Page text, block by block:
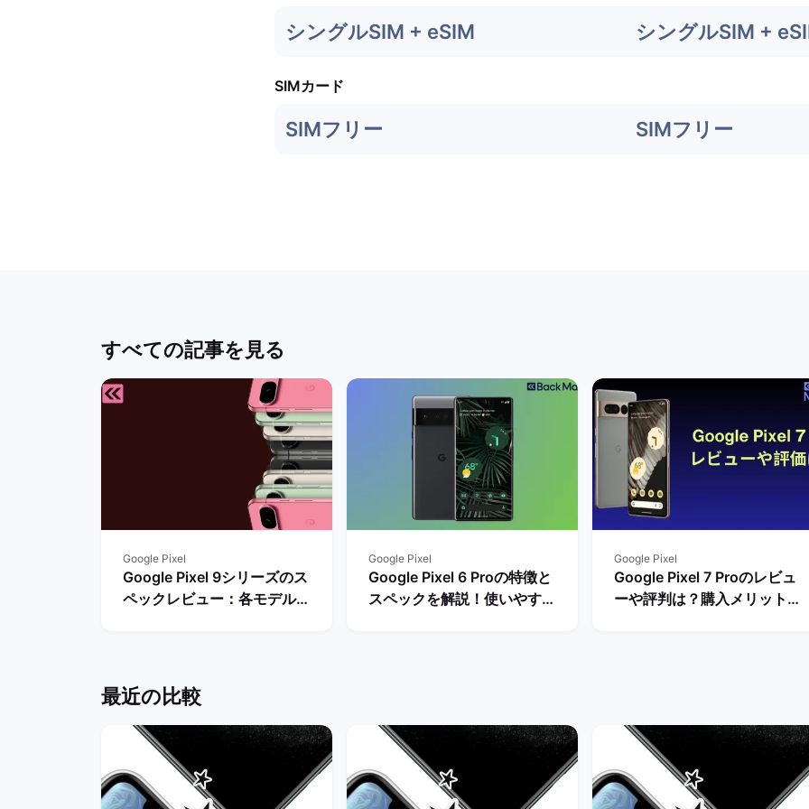
シングルSIM + eSIM シングルSIM +
SIMカード
SIMフリー SIMフリー
すべての記事を見る
Google Pixel
Google Pixel 9シリーズのス
ペックレビュー：各モデルの
Google Pixel
Google Pixel 6 Proの特徴と
スペックを解説！使いやすさ
Google Pixel
Google Pixel 7 Proのレビュ
ーや評判は？購入メリットと
最近の比較